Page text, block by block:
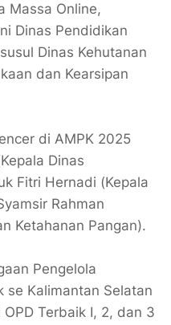
Massa Online,
Dinas Pendidikan
Dinas Kehutanan
dan Kearsipan
di AMPK 2025
Dinas
Fitri Hernadi (Kepala
Rahman
Ketahanan Pangan).
Pengelola
se Kalimantan Selatan
Terbaik I, 2, dan 3